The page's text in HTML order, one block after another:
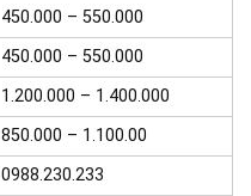
450.000 – 550.000
450.000 – 550.000
1.200.000 – 1.400.000
850.000 – 1.100.00
0988.230.233